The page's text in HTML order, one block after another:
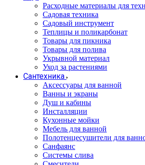
Расходные материалы для
Садовая техника
Садовый инструмент
Теплицы и поликарбонат
Товары для пикника
Товары для полива
Укрывной материал
Уход за растениями
Сантехника
Аксессуары для ванной
Ванны и экраны
Душ и кабины
Инсталляции
Кухонные мойки
Мебель для ванной
Полотенцесушители для
Санфаянс
Системы слива